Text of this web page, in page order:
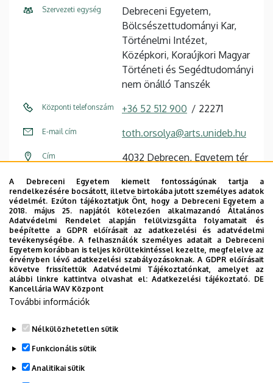
Szervezeti egység
Debreceni Egyetem,
Bölcsészettudományi Kar,
Történelmi Intézet,
Középkori, Koraújkori Magyar
Történeti és Segédtudományi
nem önálló Tanszék
Központi telefonszám +36 52 512 900 22271
E-mail cím toth.orsolya@arts.unideb.hu
Cím
4032 Debrecen, Egyetem tér
Épület
Főépület (Egyetem téri
Campus)
Emelet, ajtó 3. emelet, 407/C
Weboldal Szervezeti weboldal
Publikációs lista,Főbb kutatási területek
szakdolgozati témakörök
Legutóbbi frissítés: 2023. 06. 06. 08:19
A Debreceni Egyetem kiemelt fontosságúnak tartja a
rendelkezésére bocsátott, illetve birtokába jutott személyes adatok
védelmét. Ezúton tájékoztatjuk Önt, hogy a Debreceni Egyetem a
2018. május 25. napjától kötelezően alkalmazandó Általános
Adatvédelmi Rendelet alapján felülvizsgálta folyamatait és
beépítette a GDPR előírásait az adatkezelési és adatvédelmi
tevékenységébe. A felhasználók személyes adatait a Debreceni
Egyetem korábban is teljes körültekintéssel kezelte, megfelelve az
érvényben lévő adatkezelési szabályozásoknak. A GDPR előírásait
követve frissítettük Adatvédelmi Tájékoztatónkat, amelyet az
alábbi linkre kattintva olvashat el:Adatkezelési tájékoztató. DE
Kancellária WAV Központ
További információk
Nélkülözhetetlen sütik
Funkcionális sütik
Analitikai sütik